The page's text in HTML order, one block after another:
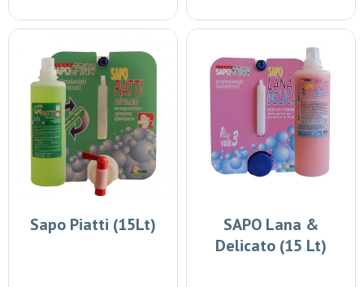
Sapo Piatti (15Lt)
SAPO Lana &
Delicato (15 Lt)